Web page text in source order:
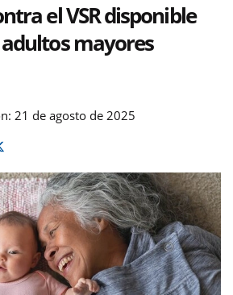
el VSR disponible
mayores
21 de agosto de 2025